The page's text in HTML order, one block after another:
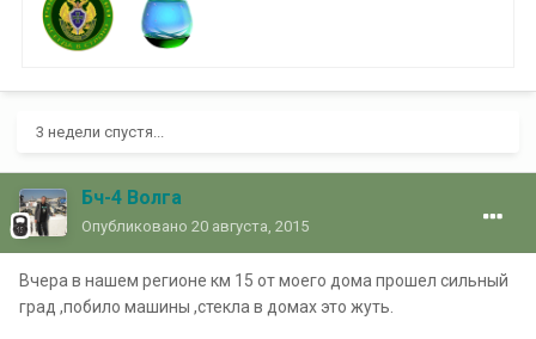
3 недели спустя...
Бч-4 Волга
Опубликовано 20 августа, 2015
Вчера в нашем регионе км 15 от моего дома прошел сильный
град ,побило машины ,стекла в домах это жуть.